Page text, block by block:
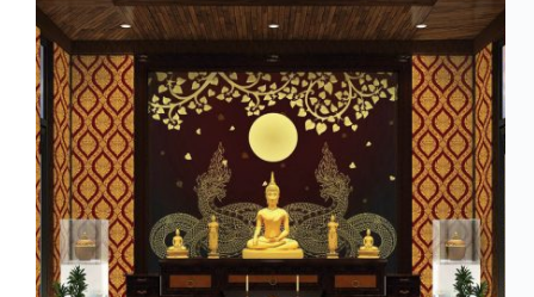
พระ
ภาพ
มงคล
ติด
ผนัง
ภาพ
ติด
ผนัง
วัด
ตกแต่ง
วัด